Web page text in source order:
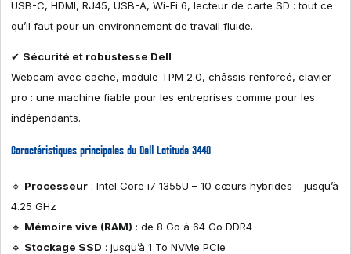
USB-C, HDMI, RJ45, USB-A, Wi-Fi 6, lecteur de carte SD : tout ce
qu’il faut pour un environnement de travail fluide.
✔ Sécurité et robustesse Dell
Webcam avec cache, module TPM 2.0, châssis renforcé, clavier
pro : une machine fiable pour les entreprises comme pour les
indépendants.
Caractéristiques principales du Dell Latitude 3440
🔹 Processeur : Intel Core i7‑1355U – 10 cœurs hybrides – jusqu’à
4.25 GHz
🔹 Mémoire vive (RAM) : de 8 Go à 64 Go DDR4
🔹 Stockage SSD : jusqu’à 1 To NVMe PCIe